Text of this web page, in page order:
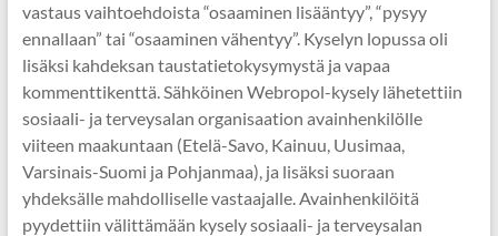
vastaus vaihtoehdoista “osaaminen lisääntyy”, “pysyy
ennallaan” tai “osaaminen vähentyy”. Kyselyn lopussa oli
lisäksi kahdeksan taustatietokysymystä ja vapaa
kommenttikenttä. Sähköinen Webropol-kysely lähetettiin
sosiaali- ja terveysalan organisaation avainhenkilölle
viiteen maakuntaan (Etelä-Savo, Kainuu, Uusimaa,
Varsinais-Suomi ja Pohjanmaa), ja lisäksi suoraan
yhdeksälle mahdolliselle vastaajalle. Avainhenkilöitä
pyydettiin välittämään kysely sosiaali- ja terveysalan